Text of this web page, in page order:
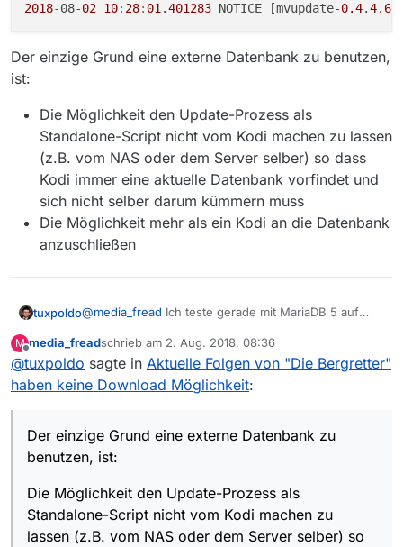
2018-08-02 10: 28: 01.401283 NOTICE [mvupdate-0.4.4.6
Der einzige Grund eine externe Datenbank zu benutzen,
ist:
Die Möglichkeit den Update-Prozess als
Standalone-Script nicht vom Kodi machen zu lassen
(z.B. vom NAS oder dem Server selber) so dass
Kodi immer eine aktuelle Datenbank vorfindet und
sich nicht selber darum kümmern muss
Die Möglichkeit mehr als ein Kodi an die Datenbank
anzuschließen
tuxpoldo@media_fread Ich teste gerade mit MariaDB 5 auf
lahme Krücke) und es ist nicht wirklich performant:
2018-08-02 10:26:14.212887 NOTICE
2018-08-02 10:26:24.653297 NOTICE
2018-08-02 10:26:34.608568 NOTICE
2018-08-02 10:27:04.425715 NOTICE
2018-08-02 10:27:14.158092 NOTICE
2018-08-02 10:27:23.224926 NOTICE
2018-08-02 10:27:43.237413 NOTICE
2018-08-02 10:27:52.356289 NOTICE
Der einzige Grund eine externe Datenbank zu
benutzen, ist:
Standalone-Script nicht vom Kodi machen zu
so dass Kodi immer eine aktuelle Datenbank
muss
Die Möglichkeit mehr als ein Kodi an die
Datenbank anzuschließen
M
Offline
media_freadschrieb am 2. Aug. 2018, 08:36
zuletzt editiert von
@tuxpoldo sagte in Aktuelle Folgen von "Die Bergretter"
haben keine Download Möglichkeit:
Der einzige Grund eine externe Datenbank zu
benutzen, ist:
Die Möglichkeit den Update-Prozess als
Standalone-Script nicht vom Kodi machen zu
lassen (z.B. vom NAS oder dem Server selber) so